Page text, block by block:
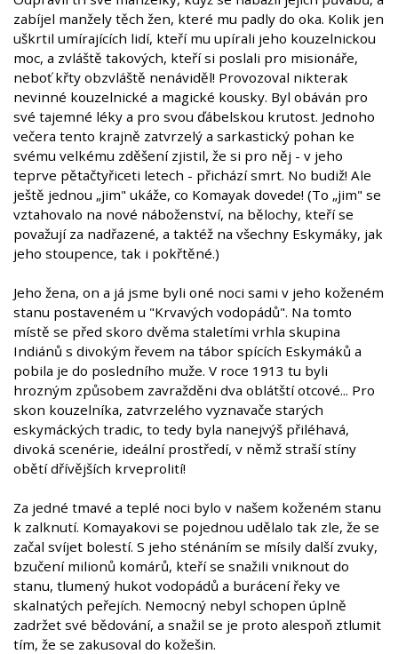
zabíjel manžely těch žen, které mu padly do oka. Kolik jen
uškrtil umírajících lidí, kteří mu upírali jeho kouzelnickou
moc, a zvláště takových, kteří si poslali pro misionáře,
neboť křty obzvláště nenáviděl! Provozoval nikterak
nevinné kouzelnické a magické kousky. Byl obáván pro
své tajemné léky a pro svou ďábelskou krutost. Jednoho
večera tento krajně zatvrzelý a sarkastický pohan ke
svému velkému zděšení zjistil, že si pro něj - v jeho
teprve pětačtyřiceti letech - přichází smrt. No budiž! Ale
ještě jednou „jim" ukáže, co Komayak dovede! (To „jim" se
vztahovalo na nové náboženství, na bělochy, kteří se
považují za nadřazené, a taktéž na všechny Eskymáky, jak
jeho stoupence, tak i pokřtěné.)
Jeho žena, on a já jsme byli oné noci sami v jeho koženém
stanu postaveném u "Krvavých vodopádů". Na tomto
místě se před skoro dvěma staletími vrhla skupina
Indiánů s divokým řevem na tábor spících Eskymáků a
pobila je do posledního muže. V roce 1913 tu byli
hrozným způsobem zavražděni dva oblátští otcové... Pro
skon kouzelníka, zatvrzelého vyznavače starých
eskymáckých tradic, to tedy byla nanejvýš přiléhavá,
divoká scenérie, ideální prostředí, v němž straší stíny
obětí dřívějších krveprolití!
Za jedné tmavé a teplé noci bylo v našem koženém stanu
k zalknutí. Komayakovi se pojednou udělalo tak zle, že se
začal svíjet bolestí. S jeho sténáním se mísily další zvuky,
bzučení milionů komárů, kteří se snažili vniknout do
stanu, tlumený hukot vodopádů a burácení řeky ve
skalnatých peřejích. Nemocný nebyl schopen úplně
zadržet své bědování, a snažil se je proto alespoň ztlumit
tím, že se zakusoval do kožešin.